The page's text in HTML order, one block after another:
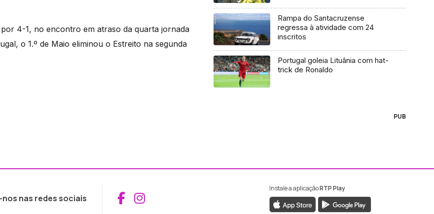
4-1, no encontro em atraso da quarta jornada
o 1.º de Maio eliminou o Estreito na segunda
Rampa do Santacruzense
regressa à atividade com 24
inscritos
Portugal goleia Lituânia com hat-
trick de Ronaldo
PUB
nas redes sociais Aceder ao Facebook da RTP Madeira
Aceder ao Instagram da RTP Madeira
Instale a aplicaçãoRTP Play